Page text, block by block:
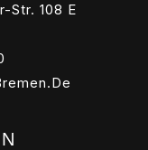
Str. 108 E